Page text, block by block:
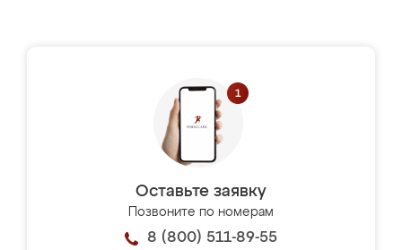
Оставьте заявку
Позвоните по номерам
8 (800) 511-89-55